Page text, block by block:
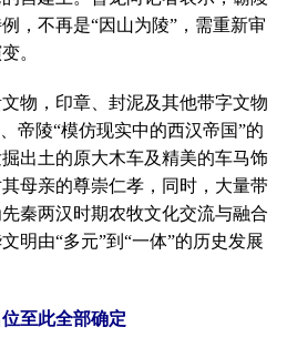
，不再是“因山为陵”，需重新审
。
，印章、封泥及其他带字文物
帝陵“模仿现实中的西汉帝国”的
出土的原大木车及精美的车马饰
母亲的尊崇仁孝，同时，大量带
秦两汉时期农牧文化交流与融合
明由“多元”到“一体”的历史发展
至此全部确定